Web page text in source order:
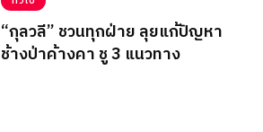
“กุลวลี” ชวนทุกฝ่าย ลุยแก้ปัญหา
ช้างป่าค้างคา ชู 3 แนวทาง